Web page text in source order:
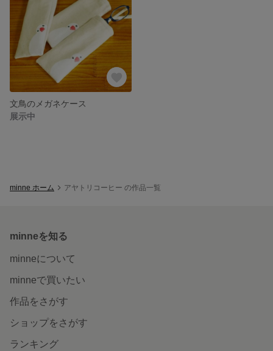
文鳥のメガネケース
展示中
minne ホーム アヤトリコーヒー の作品一覧
minneを知る
minneについて
minneで買いたい
作品をさがす
ショップをさがす
ランキング